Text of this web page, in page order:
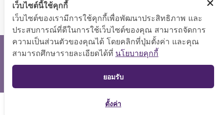
สงวนลิขสิทธิ์ © 2566 กองบริหารการคลัง
แสดงผลได้ดีที่ขนาดหน้าจอ 1024x768 pixel
แผนผังเว็บไซต์
TOP
เว็บไซต์นี้ใช้คุกกี้
เว็บไซต์ของเรามีการใช้คุกกี้เพื่อพัฒนาประสิทธิภาพ และ
ประสบการณ์ที่ดีในการใช้เว็บไซต์ของคุณ สามารถจัดการ
ความเป็นส่วนตัวของคุณได้ โดยคลิกที่ปุ่มตั้งค่า และคุณ
สามารถศึกษารายละเอียดได้ที่ นโยบายคุกกี้
ยอมรับ
ตั้งค่า